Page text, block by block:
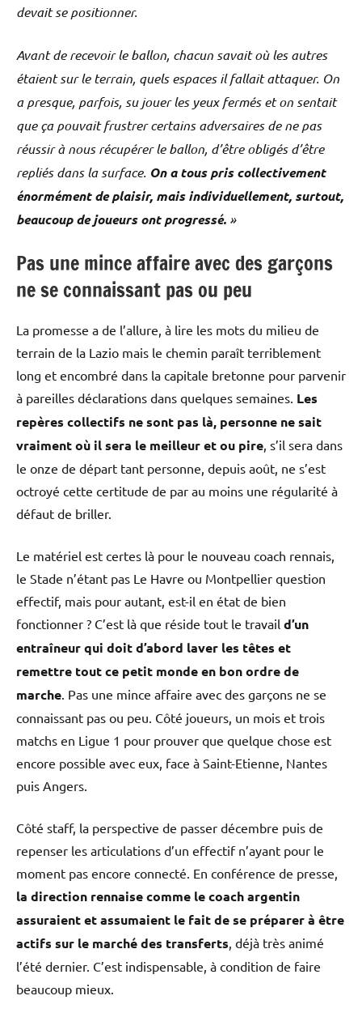
devait se positionner.
Avant de recevoir le ballon, chacun savait où les autres
étaient sur le terrain, quels espaces il fallait attaquer. On
a presque, parfois, su jouer les yeux fermés et on sentait
que ça pouvait frustrer certains adversaires de ne pas
réussir à nous récupérer le ballon, d’être obligés d’être
repliés dans la surface. On a tous pris collectivement
énormément de plaisir, mais individuellement, surtout,
beaucoup de joueurs ont progressé. »
Pas une mince affaire avec des garçons
ne se connaissant pas ou peu
La promesse a de l’allure, à lire les mots du milieu de
terrain de la Lazio mais le chemin paraît terriblement
long et encombré dans la capitale bretonne pour parvenir
à pareilles déclarations dans quelques semaines. Les
repères collectifs ne sont pas là, personne ne sait
vraiment où il sera le meilleur et ou pire , s’il sera dans
le onze de départ tant personne, depuis août, ne s’est
octroyé cette certitude de par au moins une régularité à
défaut de briller.
Le matériel est certes là pour le nouveau coach rennais,
le Stade n’étant pas Le Havre ou Montpellier question
effectif, mais pour autant, est-il en état de bien
fonctionner ? C’est là que réside tout le travail d’un
entraîneur qui doit d’abord laver les têtes et
remettre tout ce petit monde en bon ordre de
marche . Pas une mince affaire avec des garçons ne se
connaissant pas ou peu. Côté joueurs, un mois et trois
matchs en Ligue 1 pour prouver que quelque chose est
encore possible avec eux, face à Saint-Etienne, Nantes
puis Angers.
Côté staff, la perspective de passer décembre puis de
repenser les articulations d’un effectif n’ayant pour le
moment pas encore connecté. En conférence de presse,
la direction rennaise comme le coach argentin
assuraient et assumaient le fait de se préparer à être
actifs sur le marché des transferts , déjà très animé
l’été dernier. C’est indispensable, à condition de faire
beaucoup mieux.